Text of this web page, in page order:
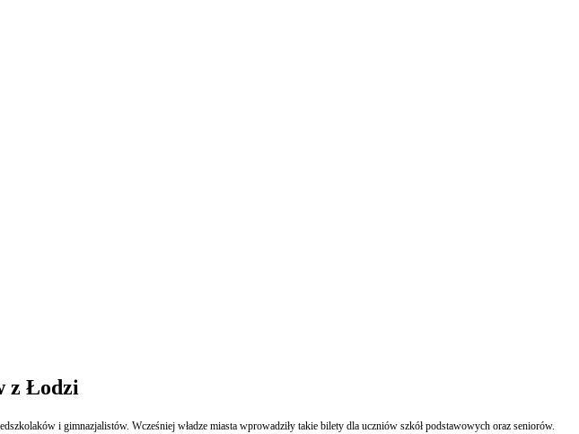
z Łodzi
i gimnazjalistów. Wcześniej władze miasta wprowadziły takie bilety dla uczniów szkół podstawowych oraz seniorów.